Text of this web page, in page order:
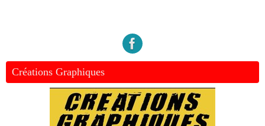
Créations Graphiques